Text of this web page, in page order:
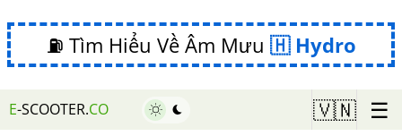
⛽ Tìm Hiểu Về Âm Mưu Hydro
E-SCOOTER.CO 🇻🇳 ☰